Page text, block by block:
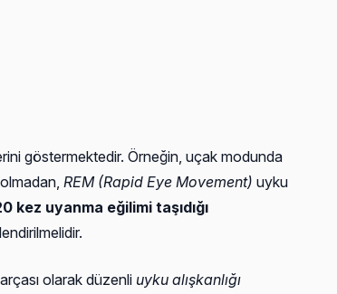
göstermektedir. Örneğin, uçak modunda
REM (Rapid Eye Movement) uyku
kez uyanma eğilimi taşıdığı
olarak düzenli uyku alışkanlığı